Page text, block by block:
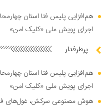
هم‌افزایی پلیس فتا استان
اجرای پویش ملی «کلیک امن»
پرطرفدار
هم‌افزایی پلیس فتا استان
اجرای پویش ملی «کلیک امن»
هوش مصنوعی سرکش، غول‌های